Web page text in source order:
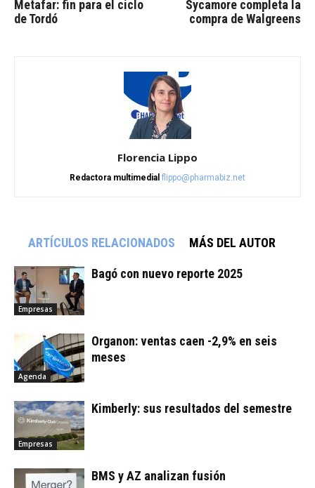
Metafar: fin para el ciclo
de Tordó
Sycamore completa la
compra de Walgreens
Florencia Lippo
Redactora multimedial flippo@pharmabiz.net
ARTÍCULOS RELACIONADOS MÁS DEL AUTOR
Empresas
Bagó con nuevo reporte 2025
Agenda
Organon: ventas caen -2,9% en seis
meses
Empresas
Kimberly: sus resultados del semestre
BMS y AZ analizan fusión